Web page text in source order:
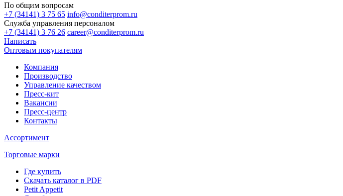
По общим вопросам
+7 (34141) 3 75 65 info@conditerprom.ru
Служба управления персоналом
+7 (34141) 3 76 26 career@conditerprom.ru
Написать
Оптовым покупателям
Компания
Производство
Управление качеством
Пресс-кит
Вакансии
Пресс-центр
Контакты
Ассортимент
Торговые марки
Где купить
Скачать каталог в PDF
Petit Appetit